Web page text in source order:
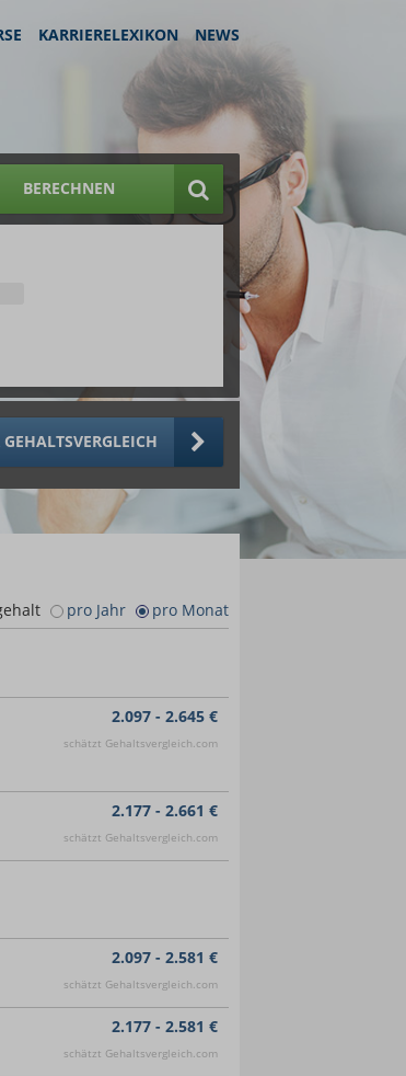
KARRIERELEXIKON NEWS
BERECHNEN
pro Jahr
pro Monat
2.097 - 2.645 €
schätzt Gehaltsvergleich.com
2.177 - 2.661 €
schätzt Gehaltsvergleich.com
2.097 - 2.581 €
schätzt Gehaltsvergleich.com
2.177 - 2.581 €
schätzt Gehaltsvergleich.com